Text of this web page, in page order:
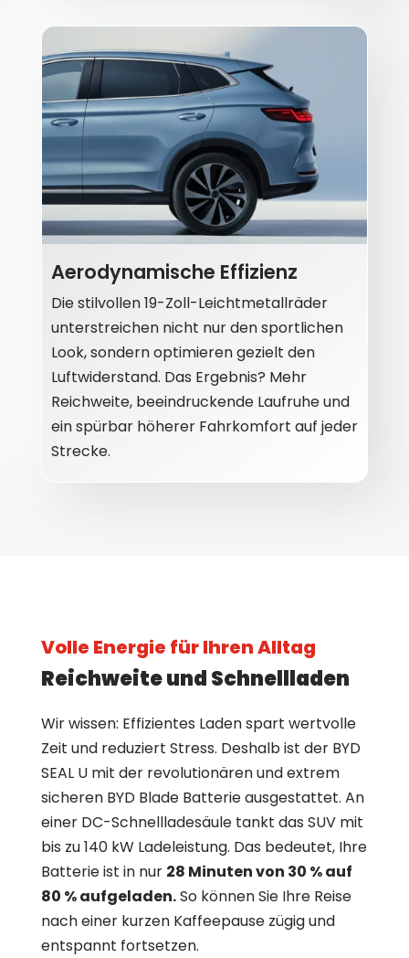
Aerodynamische Effizienz
Die stilvollen 19-Zoll-Leichtmetallräder
unterstreichen nicht nur den sportlichen
Look, sondern optimieren gezielt den
Luftwiderstand. Das Ergebnis? Mehr
Reichweite, beeindruckende Laufruhe und
ein spürbar höherer Fahrkomfort auf jeder
Strecke.
Volle Energie für Ihren Alltag
Reichweite und Schnellladen
Wir wissen: Effizientes Laden spart wertvolle
Zeit und reduziert Stress. Deshalb ist der BYD
SEAL U mit der revolutionären und extrem
sicheren BYD Blade Batterie ausgestattet. An
einer DC-Schnellladesäule tankt das SUV mit
bis zu 140 kW Ladeleistung. Das bedeutet, Ihre
Batterie ist in nur 28 Minuten von 30 % auf
80 % aufgeladen.So können Sie Ihre Reise
nach einer kurzen Kaffeepause zügig und
entspannt fortsetzen.